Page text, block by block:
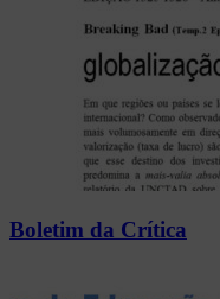
Boletim da Crítica